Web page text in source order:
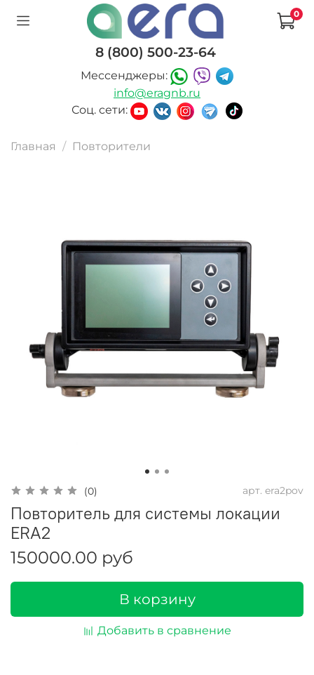
0
8 (800) 500-23-64
Мессенджеры:
info@eragnb.ru
Соц. сети:
Главная Повторители
(0) арт. era2pov
Повторитель для системы локации
ERA2
150000.00 руб
В корзину
Добавить в сравнение